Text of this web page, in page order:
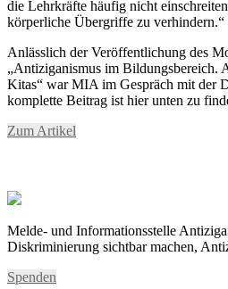
die Lehrkräfte häufig nicht
körperliche Übergriffe zu verhindern.“
Anlässlich der Veröffentlichung des
„Antiziganismus im Bildungsbereich.
Kitas“ war MIA im Gespräch mit der
komplette Beitrag ist hier unten zu
Zum Artikel
Melde- und Informationsstelle
Diskriminierung sichtbar machen,
Spenden